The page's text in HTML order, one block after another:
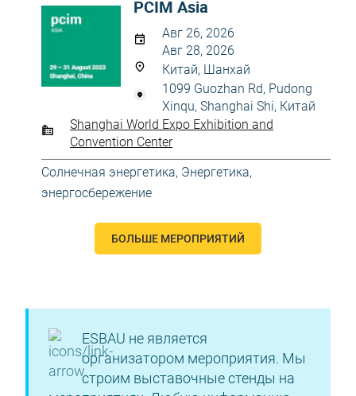
PCIM Asia
Авг 26, 2026
Авг 28, 2026
Китай, Шанхай
1099 Guozhan Rd, Pudong
Xinqu, Shanghai Shi, Китай
Shanghai World Expo Exhibition and
Convention Center
Солнечная энергетика, Энергетика,
энергосбережение
БОЛЬШЕ МЕРОПРИЯТИЙ
ESBAU не является
организатором мероприятия. Мы
строим выставочные стенды на